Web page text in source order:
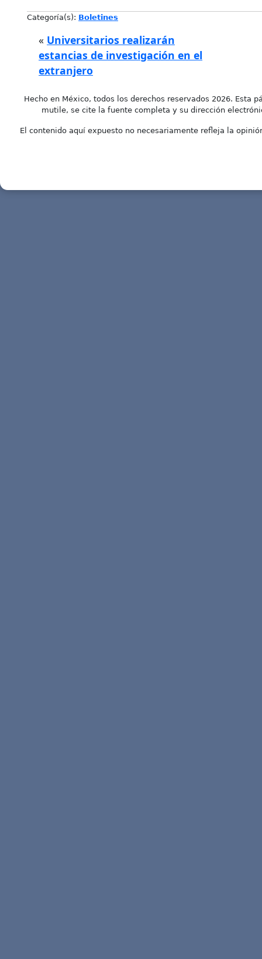
Categoría(s): Boletines
« Universitarios realizarán
estancias de investigación en el
extranjero
Hecho en México, todos los derechos reservados 2026. Esta
mutile, se cite la fuente completa y su dirección
El contenido aquí expuesto no necesariamente refleja la